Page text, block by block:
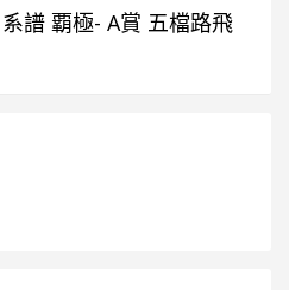
譜 覇極- A賞 五檔路飛